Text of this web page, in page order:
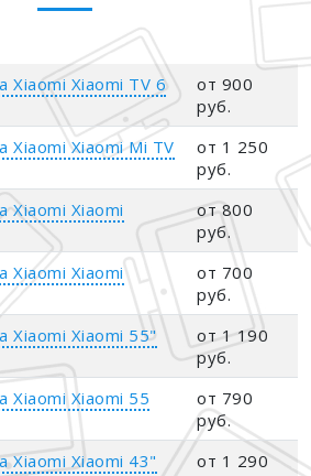
Xiaomi Xiaomi TV 6
от 900
руб.
Xiaomi Xiaomi Mi TV
от 1 250
руб.
Xiaomi Xiaomi
от 800
руб.
Xiaomi Xiaomi
от 700
руб.
Xiaomi Xiaomi 55"
от 1 190
руб.
Xiaomi Xiaomi 55
от 790
руб.
Xiaomi Xiaomi 43"
от 1 290